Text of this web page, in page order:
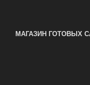
МАГАЗИН ГОТОВЫХ